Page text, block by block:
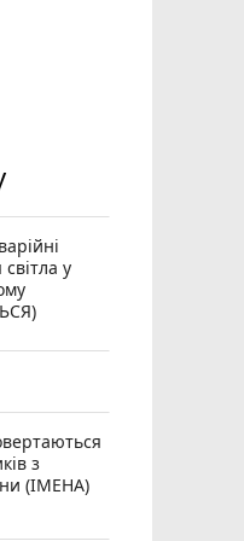
у
з
(ІМЕНА)